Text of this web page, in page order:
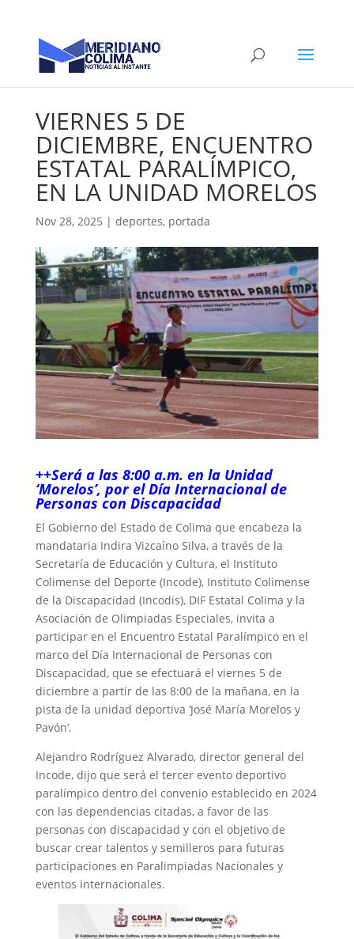
VIERNES 5 DE
DICIEMBRE, ENCUENTRO
ESTATAL PARALÍMPICO,
EN LA UNIDAD MORELOS
Nov 28, 2025 | deportes, portada
++Será a las 8:00 a.m. en la Unidad
‘Morelos’, por el Día Internacional de
Personas con Discapacidad
El Gobierno del Estado de Colima que encabeza la
mandataria Indira Vizcaíno Silva, a través de la
Secretaría de Educación y Cultura, el Instituto
Colimense del Deporte (Incode), Instituto Colimense
de la Discapacidad (Incodis), DIF Estatal Colima y la
Asociación de Olimpiadas Especiales, invita a
participar en el Encuentro Estatal Paralímpico en el
marco del Día Internacional de Personas con
Discapacidad, que se efectuará el viernes 5 de
diciembre a partir de las 8:00 de la mañana, en la
pista de la unidad deportiva ‘José María Morelos y
Pavón’.
Alejandro Rodríguez Alvarado, director general del
Incode, dijo que será el tercer evento deportivo
paralímpico dentro del convenio establecido en 2024
con las dependencias citadas, a favor de las
personas con discapacidad y con el objetivo de
buscar crear talentos y semilleros para futuras
participaciones en Paralimpiadas Nacionales y
eventos internacionales.